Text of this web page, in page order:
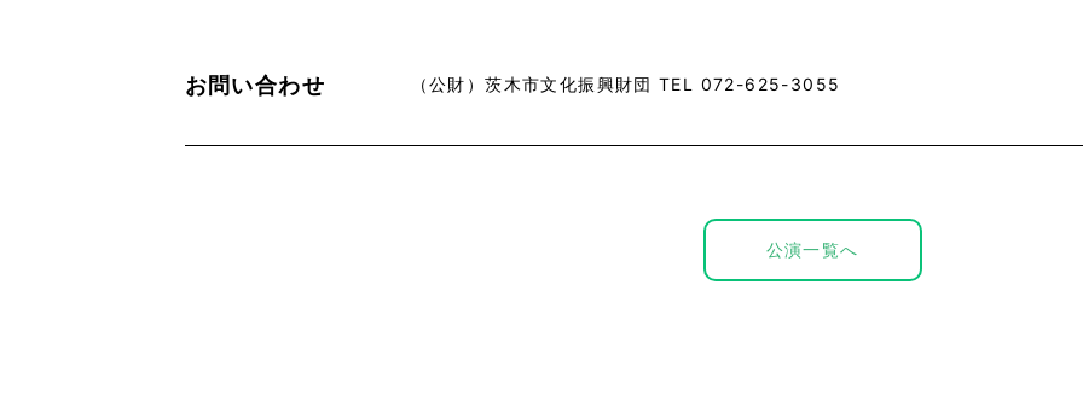
お問い合わせ （公財）茨木市文化振興財団 TEL 072-625-3055
公演一覧へ